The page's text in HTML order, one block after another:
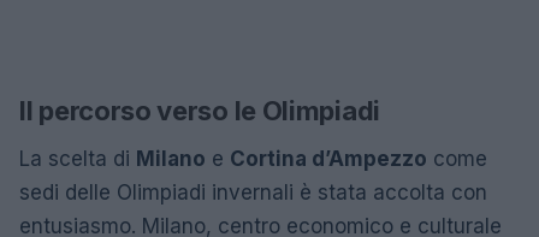
Il percorso verso le Olimpiadi
La scelta di Milano e Cortina d’Ampezzo come
sedi delle Olimpiadi invernali è stata accolta con
entusiasmo. Milano, centro economico e culturale